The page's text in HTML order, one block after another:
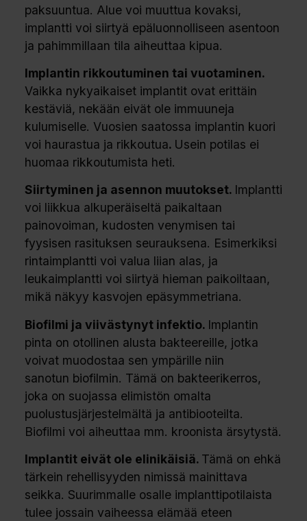
paksuuntua. Alue voi muuttua kovaksi,
implantti voi siirtyä epäluonnolliseen asentoon
ja pahimmillaan tila aiheuttaa kipua.
Implantin rikkoutuminen tai vuotaminen.
Vaikka nykyaikaiset implantit ovat erittäin
kestäviä, nekään eivät ole immuuneja
kulumiselle. Vuosien saatossa implantin kuori
voi haurastua ja rikkoutua. Usein potilas ei
huomaa rikkoutumista heti.
Siirtyminen ja asennon muutokset. Implantti
voi liikkua alkuperäiseltä paikaltaan
painovoiman, kudosten venymisen tai
fyysisen rasituksen seurauksena. Esimerkiksi
rintaimplantti voi valua liian alas, ja
leukaimplantti voi siirtyä hieman paikoiltaan,
mikä näkyy kasvojen epäsymmetriana.
Biofilmi ja viivästynyt infektio. Implantin
pinta on otollinen alusta bakteereille, jotka
voivat muodostaa sen ympärille niin
sanotun biofilmin. Tämä on bakteerikerros,
joka on suojassa elimistön omalta
puolustusjärjestelmältä ja antibiooteilta.
Biofilmi voi aiheuttaa mm. kroonista ärsytystä.
Implantit eivät ole elinikäisiä. Tämä on ehkä
tärkein rehellisyyden nimissä mainittava
seikka. Suurimmalle osalle implanttipotilaista
tulee jossain vaiheessa elämää eteen